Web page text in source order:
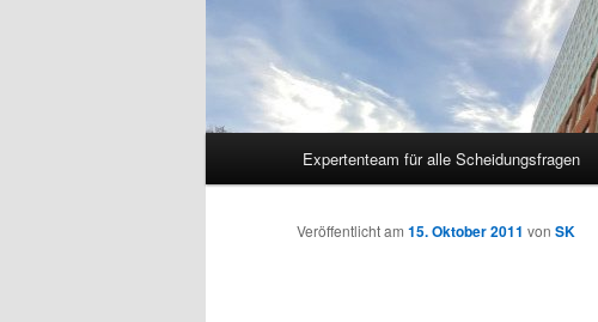
Expertenteam für alle Scheidungsfragen
Veröffentlicht am 15. Oktober 2011 von SK